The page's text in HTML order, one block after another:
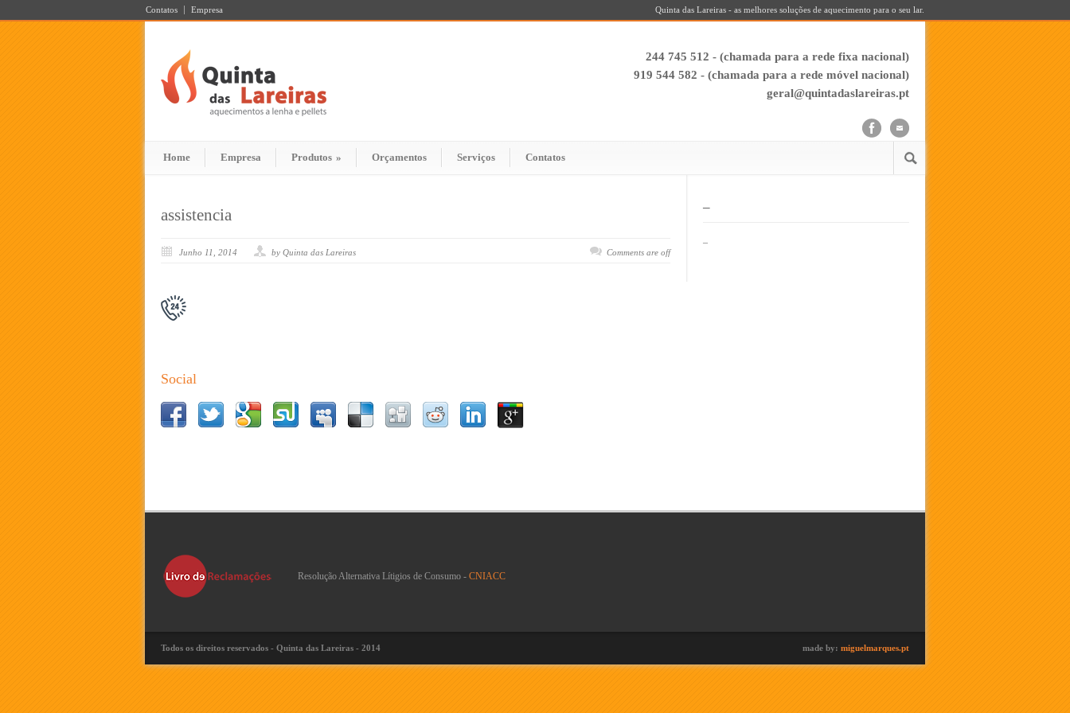
Contatos Empresa Quinta das Lareiras - as melhores soluções de aquecimento para o seu lar.
244 745 512 - (chamada para a rede fixa nacional)
919 544 582 - (chamada para a rede móvel nacional)
geral@quintadaslareiras.pt
Home Empresa Produtos » Orçamentos Serviços Contatos
assistencia
Junho 11, 2014 by Quinta das Lareiras Comments are off
Social
–
–
Resolução Alternativa Lítigios de Consumo - CNIACC
Todos os direitos reservados - Quinta das Lareiras - 2014 made by: miguelmarques.pt